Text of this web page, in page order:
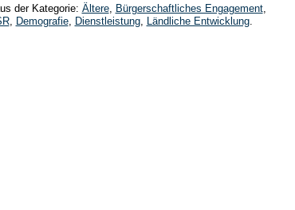
der Kategorie: Ältere, Bürgerschaftliches Engagement,
, Demografie, Dienstleistung, Ländliche Entwicklung.